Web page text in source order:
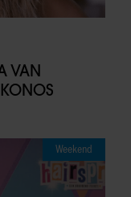
VAN
Weekend